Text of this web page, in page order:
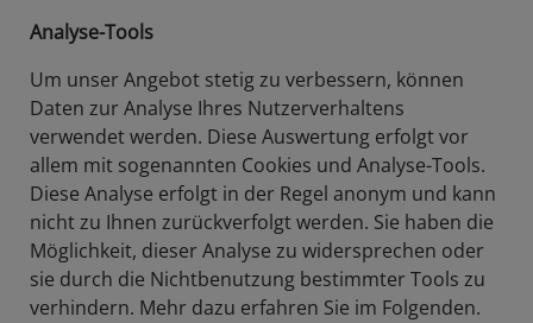
Analyse-Tools
Um unser Angebot stetig zu verbessern, können
Daten zur Analyse Ihres Nutzerverhaltens
verwendet werden. Diese Auswertung erfolgt vor
allem mit sogenannten Cookies und Analyse-Tools.
Diese Analyse erfolgt in der Regel anonym und kann
nicht zu Ihnen zurückverfolgt werden. Sie haben die
Möglichkeit, dieser Analyse zu widersprechen oder
sie durch die Nichtbenutzung bestimmter Tools zu
verhindern. Mehr dazu erfahren Sie im Folgenden.